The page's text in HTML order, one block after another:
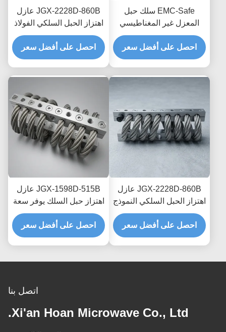
EMC-Safe سلك حبل
المعزل غير المغناطيسي
JGX-2228D-665B حامل
تبديد الصدمات العابر
للإلكترونيات الدقيقة
احصل على أفضل سعر
JGX-2228D-860B عازل
اهتزاز الحبل السلكي الفولاذ
المقاوم للصدأ حياة طويلة
الصناعية مستمع الصدمات
احصل على أفضل سعر
JGX-2228D-860B عازل
اهتزاز الحبل السلكي النموذج
السريع التجميع السريع
صمام الصدمة القابل
للتخصيص
احصل على أفضل سعر
JGX-1598D-515B عازل
اهتزاز حبل السلك يوفر سعة
تحميل قابلة للتطوير وعزل
الضوضاء المنقولة بالهيكل
احصل على أفضل سعر
اتصل بنا
Xi'an Hoan Microwave Co., Ltd.